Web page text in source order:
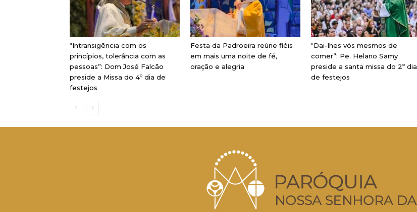
“Intransigência com os
princípios, tolerância com as
pessoas”: Dom José Falcão
preside a Missa do 4º dia de
festejos
Festa da Padroeira reúne fiéis
em mais uma noite de fé,
oração e alegria
“Dai-lhes vós mesmos de
comer”: Pe. Helano Samy
preside a santa missa do 2º dia
de festejos